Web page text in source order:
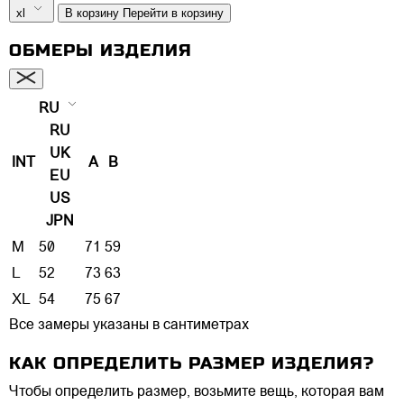
xl В корзину Перейти в корзину
ОБМЕРЫ ИЗДЕЛИЯ
INT
RU
RU
UK
EU
US
JPN
A B
M 50 71 59
L
52 73 63
XL 54 75 67
Все замеры указаны в сантиметрах
КАК ОПРЕДЕЛИТЬ РАЗМЕР ИЗДЕЛИЯ?
Чтобы определить размер, возьмите вещь, которая вам